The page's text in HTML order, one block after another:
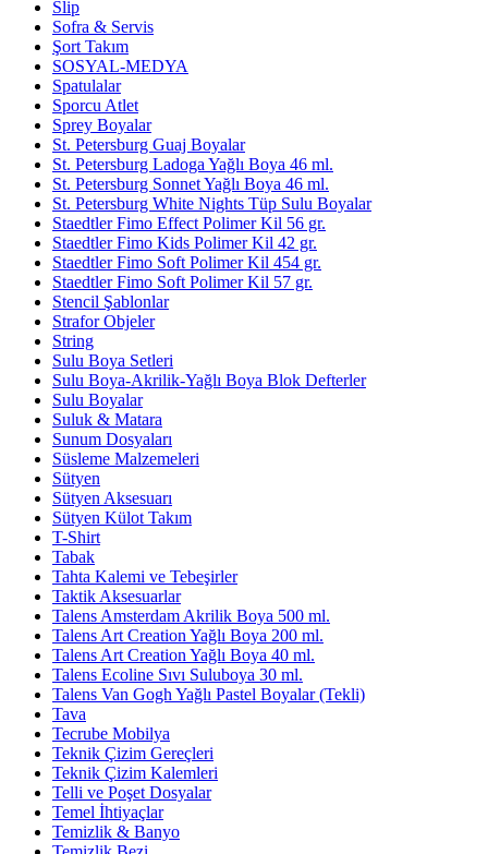
Slip
Sofra & Servis
Şort Takım
SOSYAL-MEDYA
Spatulalar
Sporcu Atlet
Sprey Boyalar
St. Petersburg Guaj Boyalar
St. Petersburg Ladoga Yağlı Boya 46 ml.
St. Petersburg Sonnet Yağlı Boya 46 ml.
St. Petersburg White Nights Tüp Sulu Boyalar
Staedtler Fimo Effect Polimer Kil 56 gr.
Staedtler Fimo Kids Polimer Kil 42 gr.
Staedtler Fimo Soft Polimer Kil 454 gr.
Staedtler Fimo Soft Polimer Kil 57 gr.
Stencil Şablonlar
Strafor Objeler
String
Sulu Boya Setleri
Sulu Boya-Akrilik-Yağlı Boya Blok Defterler
Sulu Boyalar
Suluk & Matara
Sunum Dosyaları
Süsleme Malzemeleri
Sütyen
Sütyen Aksesuarı
Sütyen Külot Takım
T-Shirt
Tabak
Tahta Kalemi ve Tebeşirler
Taktik Aksesuarlar
Talens Amsterdam Akrilik Boya 500 ml.
Talens Art Creation Yağlı Boya 200 ml.
Talens Art Creation Yağlı Boya 40 ml.
Talens Ecoline Sıvı Suluboya 30 ml.
Talens Van Gogh Yağlı Pastel Boyalar (Tekli)
Tava
Tecrube Mobilya
Teknik Çizim Gereçleri
Teknik Çizim Kalemleri
Telli ve Poşet Dosyalar
Temel İhtiyaçlar
Temizlik & Banyo